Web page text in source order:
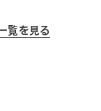
覧を見る